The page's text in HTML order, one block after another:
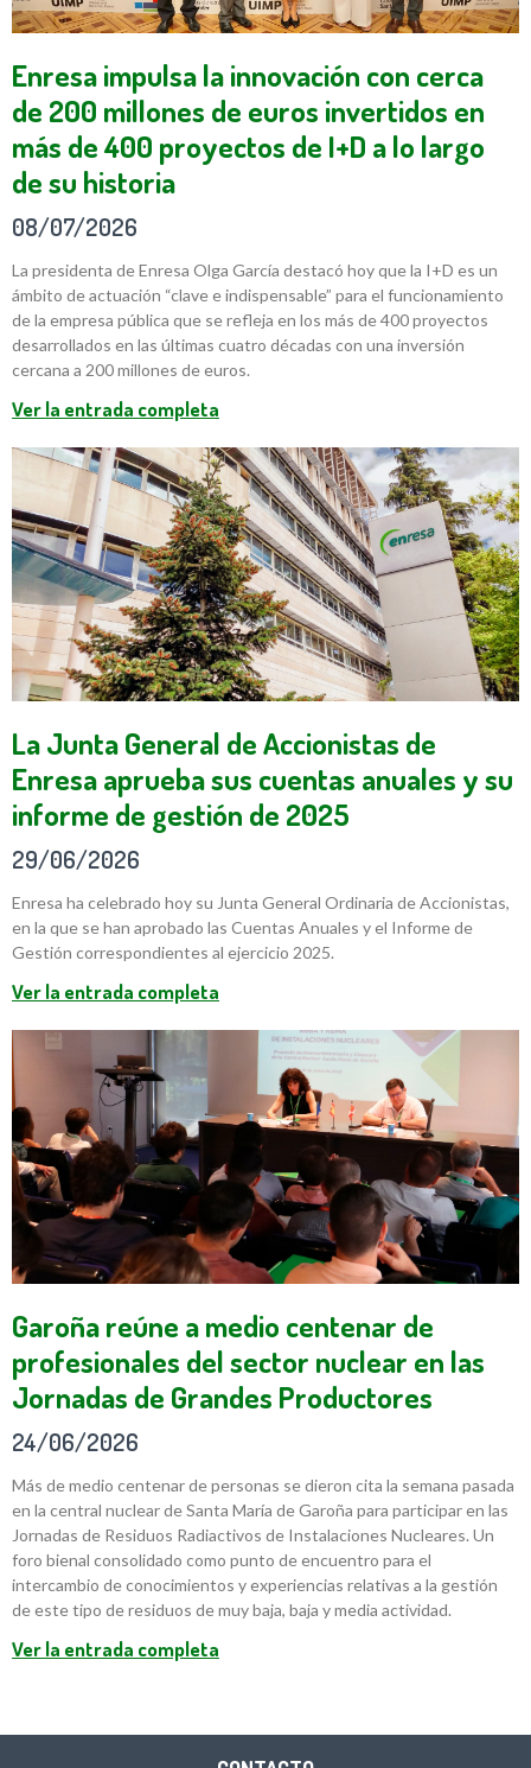
Enresa impulsa la innovación con cerca
de 200 millones de euros invertidos en
más de 400 proyectos de I+D a lo largo
de su historia
08/07/2026
La presidenta de Enresa Olga García destacó hoy que la I+D es un
ámbito de actuación “clave e indispensable” para el funcionamiento
de la empresa pública que se refleja en los más de 400 proyectos
desarrollados en las últimas cuatro décadas con una inversión
cercana a 200 millones de euros.
Ver la entrada completa
La Junta General de Accionistas de
Enresa aprueba sus cuentas anuales y su
informe de gestión de 2025
29/06/2026
Enresa ha celebrado hoy su Junta General Ordinaria de Accionistas,
en la que se han aprobado las Cuentas Anuales y el Informe de
Gestión correspondientes al ejercicio 2025.
Ver la entrada completa
Garoña reúne a medio centenar de
profesionales del sector nuclear en las
Jornadas de Grandes Productores
24/06/2026
Más de medio centenar de personas se dieron cita la semana pasada
en la central nuclear de Santa María de Garoña para participar en las
Jornadas de Residuos Radiactivos de Instalaciones Nucleares. Un
foro bienal consolidado como punto de encuentro para el
intercambio de conocimientos y experiencias relativas a la gestión
de este tipo de residuos de muy baja, baja y media actividad.
Ver la entrada completa